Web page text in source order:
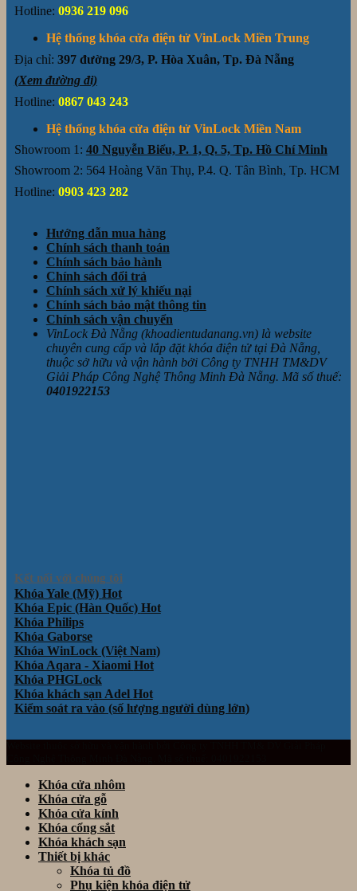
Hotline: 0936 219 096
Hệ thống khóa cửa điện tử VinLock Miền Trung
Địa chỉ: 397 đường 29/3, P. Hòa Xuân, Tp. Đà Nẵng
(Xem đường đi)
Hotline: 0867 043 243
Hệ thống khóa cửa điện tử VinLock Miền Nam
Showroom 1: 40 Nguyễn Biểu, P. 1, Q. 5, Tp. Hồ Chí Minh
Showroom 2: 564 Hoàng Văn Thụ, P.4. Q. Tân Bình, Tp. HCM
Hotline: 0903 423 282
Hướng dẫn mua hàng
Chính sách thanh toán
Chính sách bảo hành
Chính sách đổi trả
Chính sách xử lý khiếu nại
Chính sách bảo mật thông tin
Chính sách vận chuyển
VinLock Đà Nẵng (khoadientudanang.vn) là website
chuyên cung cấp và lắp đặt khóa điện tử tại Đà Nẵng,
thuộc sở hữu và vận hành bởi Công ty TNHH TM&DV
Giải Pháp Công Nghệ Thông Minh Đà Nẵng. Mã số thuế:
0401922153
Kết nối với chúng tôi
Khóa Yale (Mỹ)
Khóa Epic (Hàn Quốc)
Khóa Philips
Khóa Gaborse
Khóa WinLock (Việt Nam)
Khóa Aqara - Xiaomi
Khóa PHGLock
Khóa khách sạn Adel
Kiểm soát ra vào (số lượng người dùng lớn)
Khóa cửa nhôm
Khóa cửa gỗ
Khóa cửa kính
Khóa cổng sắt
Khóa khách sạn
Thiết bị khác
Khóa tủ đồ
Phụ kiện khóa điện tử